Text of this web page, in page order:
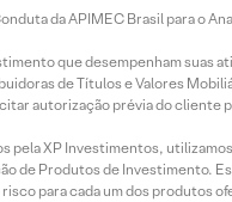
da APIMEC Brasil para o
que desempenham suas
de Títulos e Valores
autorização prévia do cliente
XP Investimentos,
de Produtos de Investimento.
para cada um dos produtos